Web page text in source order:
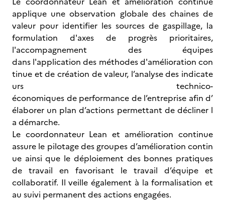
applique une observation globale des chaines de
valeur pour identifier les sources de gaspillage, la
formulation d'axes de progrès prioritaires,
l'accompagnement des équipes
dans l'application des méthodes d'amélioration con
tinue et de création de valeur, l’analyse des indicate
urs technico-
économiques de performance de l’entreprise afin d’
élaborer un plan d’actions permettant de décliner l
a démarche.
Le coordonnateur Lean et amélioration continue
assure le pilotage des groupes d’amélioration contin
ue ainsi que le déploiement des bonnes pratiques
de travail en favorisant le travail d’équipe et
collaboratif. Il veille également à la formalisation et
au suivi permanent des actions engagées.